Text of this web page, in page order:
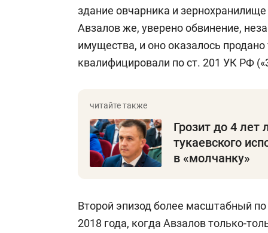
здание овчарника и
Авзалов же, уверено обвинение,
имущества, и оно оказалось
квалифицировали по ст. 201 УК РФ
Грозит до 4 лет
тукаевского
в «молчанку»
Второй эпизод более масштабный
2018 года, когда Авзалов только-